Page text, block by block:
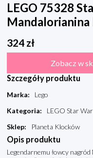
LEGO 75328
Mandalorianina
324 zł
Zobacz w
Szczegóły produktu
Marka:
Lego
Kategoria:
LEGO Star
Sklep: Planeta Klocków
Opis produktu
Legendarnemu łowcy